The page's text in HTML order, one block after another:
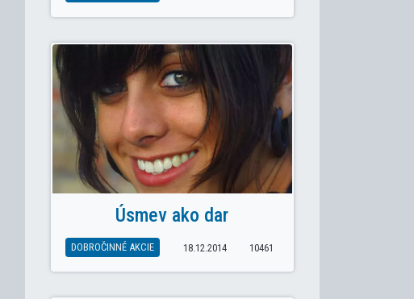
Úsmev ako dar
DOBROČINNÉ AKCIE 18.12.2014 10461